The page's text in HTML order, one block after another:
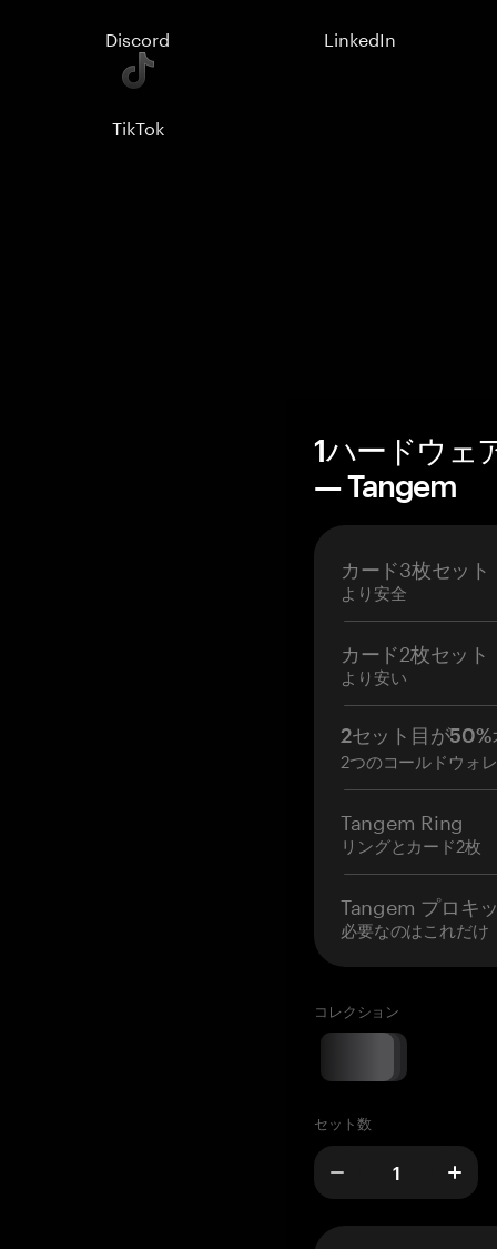
Discord LinkedIn
TikTok
1ハードウェ
— Tangem
カード3枚セット
より安全
カード2枚セット
より安い
2セット目が50%
2つのコールドウォ
Tangem Ring
リングとカード2枚
Tangem プロキ
必要なのはこれだけ
コレクション
セット数